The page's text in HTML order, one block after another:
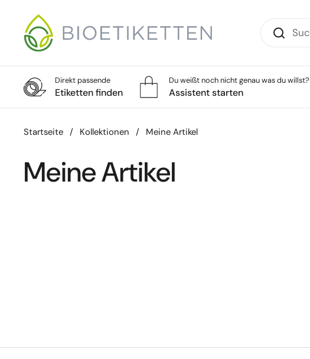
Direkt passende
Etiketten finden
Du weißt noch nicht genau was du willst?
Assistent starten
Startseite / Kollektionen / Meine Artikel
Meine Artikel